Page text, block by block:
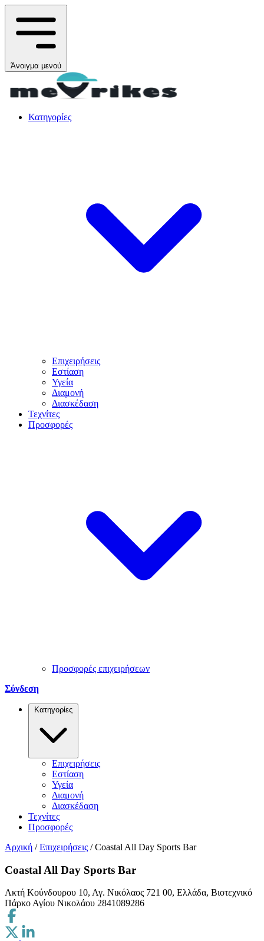
Άνοιγμα μενού
Κατηγορίες
Επιχειρήσεις
Εστίαση
Υγεία
Διαμονή
Διασκέδαση
Τεχνίτες
Προσφορές
Προσφορές επιχειρήσεων
Σύνδεση
Κατηγορίες
Επιχειρήσεις
Εστίαση
Υγεία
Διαμονή
Διασκέδαση
Τεχνίτες
Προσφορές
Αρχική / Επιχειρήσεις / Coastal All Day Sports Bar
Coastal All Day Sports Bar
Ακτή Κούνδουρου 10, Αγ. Νικόλαος 721 00, Ελλάδα, Βιοτεχνικό
Πάρκο Αγίου Νικολάου 2841089286